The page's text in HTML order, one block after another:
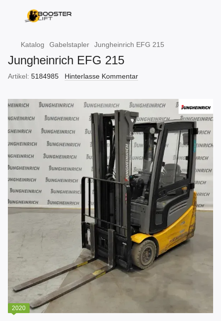
Katalog Gabelstapler Jungheinrich EFG 215
Jungheinrich EFG 215
Artikel: 5184985 Hinterlasse Kommentar
2020